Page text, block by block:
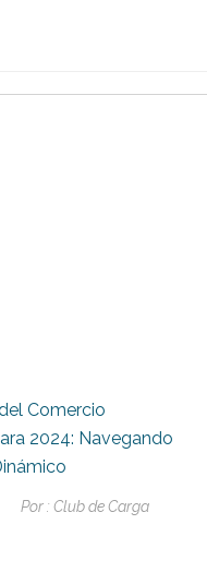
Comercio
2024: Navegando
Por : Club de Carga